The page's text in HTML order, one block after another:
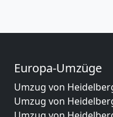
Europa-Umzüge
Umzug von
Umzug von